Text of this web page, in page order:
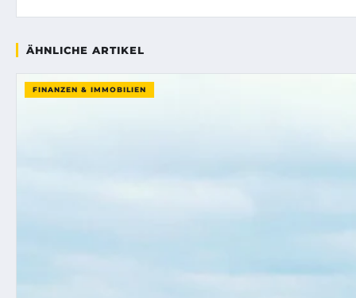
ÄHNLICHE ARTIKEL
FINANZEN & IMMOBILIEN